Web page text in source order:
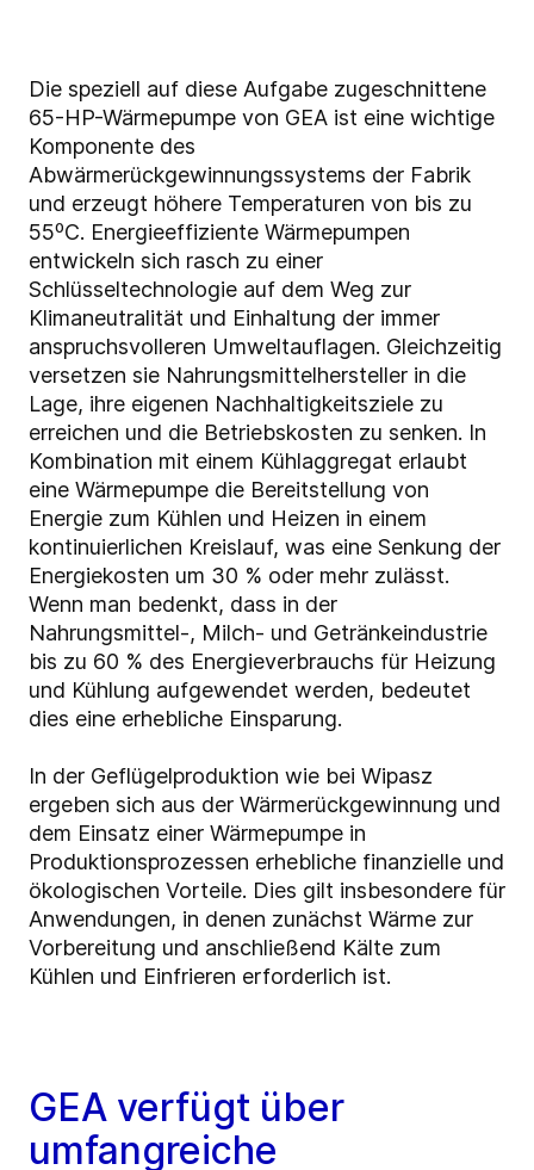
Die speziell auf diese Aufgabe zugeschnittene
65-HP-Wärmepumpe von GEA ist eine wichtige
Komponente des
Abwärmerückgewinnungssystems der Fabrik
und erzeugt höhere Temperaturen von bis zu
55⁰C. Energieeffiziente Wärmepumpen
entwickeln sich rasch zu einer
Schlüsseltechnologie auf dem Weg zur
Klimaneutralität und Einhaltung der immer
anspruchsvolleren Umweltauflagen. Gleichzeitig
versetzen sie Nahrungsmittelhersteller in die
Lage, ihre eigenen Nachhaltigkeitsziele zu
erreichen und die Betriebskosten zu senken. In
Kombination mit einem Kühlaggregat erlaubt
eine Wärmepumpe die Bereitstellung von
Energie zum Kühlen und Heizen in einem
kontinuierlichen Kreislauf, was eine Senkung der
Energiekosten um 30 % oder mehr zulässt.
Wenn man bedenkt, dass in der
Nahrungsmittel-, Milch- und Getränkeindustrie
bis zu 60 % des Energieverbrauchs für Heizung
und Kühlung aufgewendet werden, bedeutet
dies eine erhebliche Einsparung.
In der Geflügelproduktion wie bei Wipasz
ergeben sich aus der Wärmerückgewinnung und
dem Einsatz einer Wärmepumpe in
Produktionsprozessen erhebliche finanzielle und
ökologischen Vorteile. Dies gilt insbesondere für
Anwendungen, in denen zunächst Wärme zur
Vorbereitung und anschließend Kälte zum
Kühlen und Einfrieren erforderlich ist.
GEA verfügt über
umfangreiche